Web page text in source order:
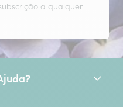
a qualquer